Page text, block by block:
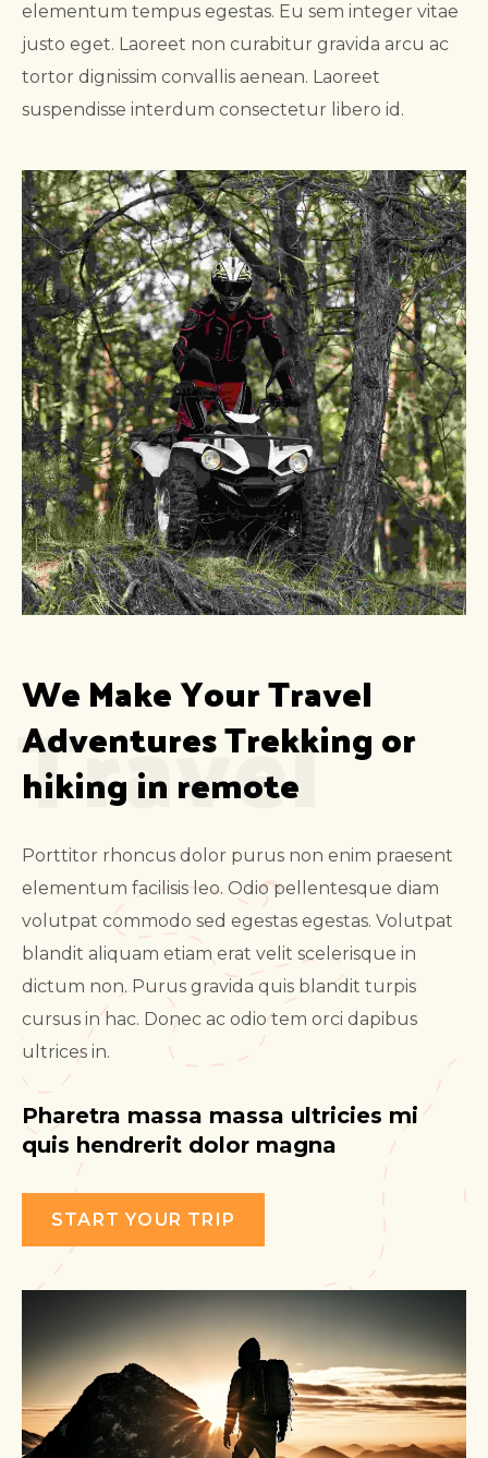
Travel
We Make Your Travel
Adventures Trekking or
hiking in remote
Porttitor rhoncus dolor purus non enim praesent
elementum facilisis leo. Odio pellentesque diam
volutpat commodo sed egestas egestas. Volutpat
blandit aliquam etiam erat velit scelerisque in
dictum non. Purus gravida quis blandit turpis
cursus in hac. Donec ac odio tem orci dapibus
ultrices in.
Pharetra massa massa ultricies mi
quis hendrerit dolor magna
START YOUR TRIP
elementum tempus egestas. Eu sem integer vitae
justo eget. Laoreet non curabitur gravida arcu ac
tortor dignissim convallis aenean. Laoreet
suspendisse interdum consectetur libero id.